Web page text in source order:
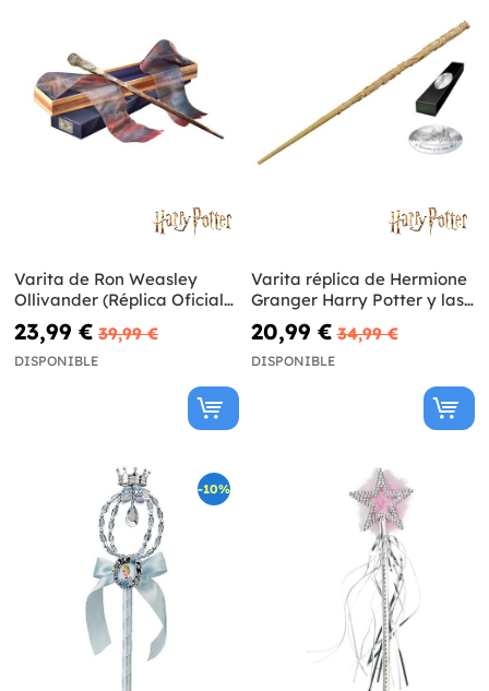
Varita de Ron Weasley
Ollivander (Réplica Oficial)
- Harry Potter
23,99 € 39,99 €
DISPONIBLE
Varita réplica de Hermione
Granger Harry Potter y las
Reliquias de la Muerte
20,99 € 34,99 €
DISPONIBLE
-10%